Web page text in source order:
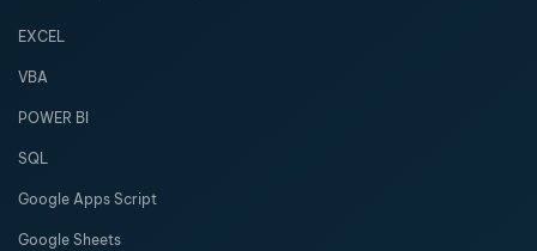
EXCEL
VBA
POWER BI
SQL
Google Apps Script
Google Sheets